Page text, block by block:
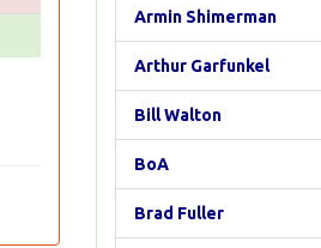
Armin Shimerman
Arthur Garfunkel
Bill Walton
BoA
Brad Fuller